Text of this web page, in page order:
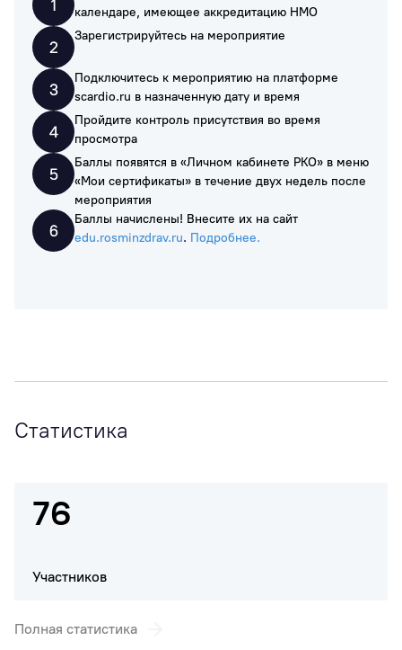
календаре, имеющее аккредитацию НМО
Зарегистрируйтесь на мероприятие
Подключитесь к мероприятию на платформе
scardio.ru в назначенную дату и время
Пройдите контроль присутствия во время
просмотра
Баллы появятся в «Личном кабинете РКО» в меню
«Мои сертификаты» в течение двух недель после
мероприятия
Баллы начислены! Внесите их на сайт
edu.rosminzdrav.ru. Подробнее.
Статистика
76
Участников
Полная статистика